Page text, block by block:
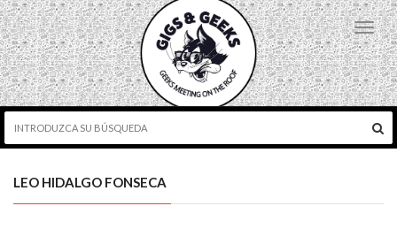
LEO HIDALGO FONSECA